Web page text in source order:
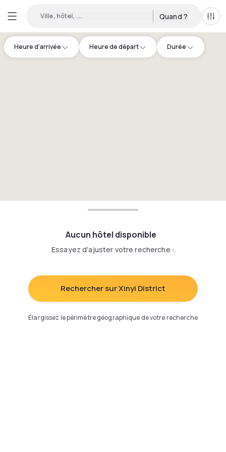
Ville, hôtel, ... Quand ?
Heure d'arrivée Heure de départ Durée
Aucun hôtel disponible
Essayez d'ajuster votre recherche :
Rechercher sur Xinyi District
Élargissez le périmètre géographique de votre recherche